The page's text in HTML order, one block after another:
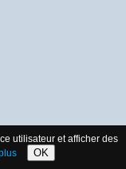
utilisateur et afficher des
OK